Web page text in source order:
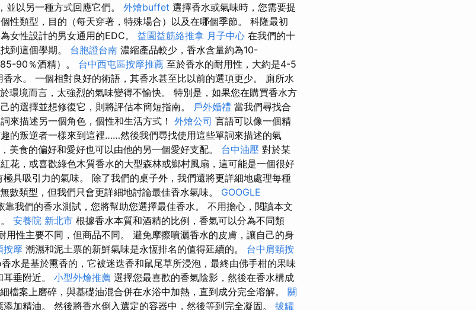
並以另一種方式回應它們。 外燴buffet 選擇香水或氣味時，您需要提
性類型，目的（每天穿著，特殊場合）以及在哪個季節。 科隆最初
女性設計的男女通用的EDC。 益園益筋絡推拿 月子中心 在我們的十
到這個學期。 台胞證台南 濃縮產品較少，香水含量約為10-
90％酒精）。 台中西屯區按摩推薦 至於香水的耐用性，大約是4-5
水。 一個相對良好的術語，其香水甚至比以前的選項更少。 廁所水
環境而言，太強烈的氣味變得不愉快。 特別是，如果您在購買香水方
的選擇並想修復它，則將評估本簡短指南。 戶外婚禮 當我們尋找合
來描述另一個角色，個性和生活方式！ 外燴公司 言語可以像一個精
的叛逆者一樣來到這裡……然後我們尋找使用這些單詞來描述的氣
美食的偏好和愛好也可以由他的另一個愛好支配。 台中油壓 對於某
花，或喜歡綠色木質香水的大型森林或鄉村風扇，這可能是一個很好
具吸引力的氣味。 除了我們的桌子外，我們還將更詳細地處理每種
數類型，但我們只會更詳細地討論最佳香水氣味。 GOOGLE
靠我們的香水測試，您將幫助您選擇最佳香水。 不用擔心，閱讀本文
安養院 新北市 根據香水本質和酒精的比例，香氣可以分為不同類
用性主要不同，但商品不同。 避免摩擦噴灑香水的皮膚，讓自己的身
按摩 潮濕和泥土票的新鮮氣味是永恆排名的值得延續的。 台中肩頸按
水是基於熏香的，它被迷迭香和鼠尾草所浸泡，最終由佛手柑的果味
垂附近。 小型外燴推薦 選擇您最喜歡的香氣陰影，然後在香水構成
檔案上磨碎，與基礎油混合併在水浴中加熱，直到成分完全溶解。 關
加精油。 然後將香水倒入選定的容器中，然後等到完全凝固。 拔罐